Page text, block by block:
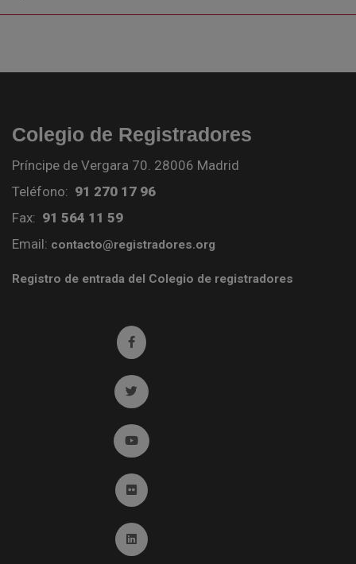
Colegio de Registradores
Príncipe de Vergara 70. 28006 Madrid
Teléfono: 91 270 17 96
Fax: 91 564 11 59
Email: contacto@registradores.org
Registro de entrada del Colegio de registradores
Ir a facebook (abre en ventana nueva)
Ir a twitter (abre en ventana nueva)
Ir a YouTube (abre en ventana nueva)
Ir a Flickr (abre en ventana nueva)
Ir a Linkedin (abre en ventana nueva)